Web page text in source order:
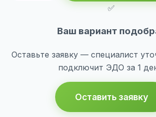
✅
Ваш вариант
Оставьте заявку — специалист
подключит ЭДО за 1
Оставить заявку